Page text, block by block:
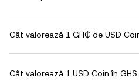
Cât valorează 1 GH₵ de USD
Cât valorează 1 USD Coin în GHS